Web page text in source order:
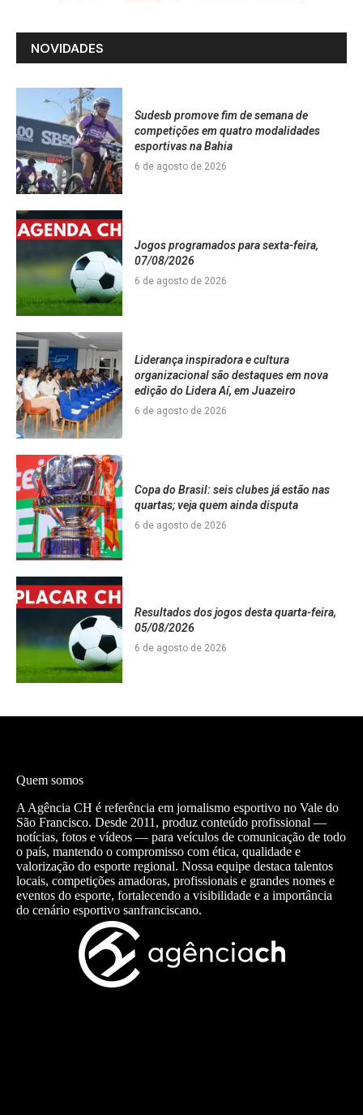
NOVIDADES
Sudesb promove fim de semana de
competições em quatro modalidades
esportivas na Bahia
6 de agosto de 2026
Jogos programados para sexta-feira,
07/08/2026
6 de agosto de 2026
Liderança inspiradora e cultura
organizacional são destaques em nova
edição do Lidera Aí, em Juazeiro
6 de agosto de 2026
Copa do Brasil: seis clubes já estão nas
quartas; veja quem ainda disputa
6 de agosto de 2026
Resultados dos jogos desta quarta-feira,
05/08/2026
6 de agosto de 2026
Quem somos
A Agência CH é referência em jornalismo esportivo no Vale do
São Francisco. Desde 2011, produz conteúdo profissional —
notícias, fotos e vídeos — para veículos de comunicação de todo
o país, mantendo o compromisso com ética, qualidade e
valorização do esporte regional. Nossa equipe destaca talentos
locais, competições amadoras, profissionais e grandes nomes e
eventos do esporte, fortalecendo a visibilidade e a importância
do cenário esportivo sanfranciscano.